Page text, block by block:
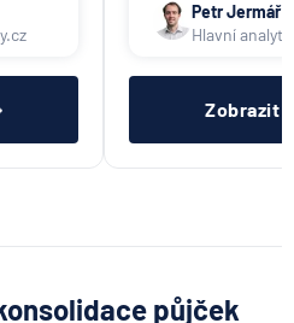
Petr Jermář
Hlavní
Zobrazit
půjček